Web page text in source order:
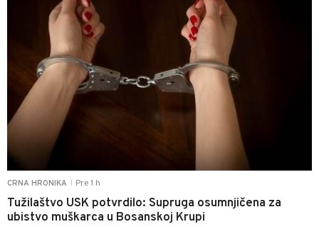
CRNA HRONIKA Pre 1 h
Tužilaštvo USK potvrdilo: Supruga osumnjičena za
ubistvo muškarca u Bosanskoj Krupi